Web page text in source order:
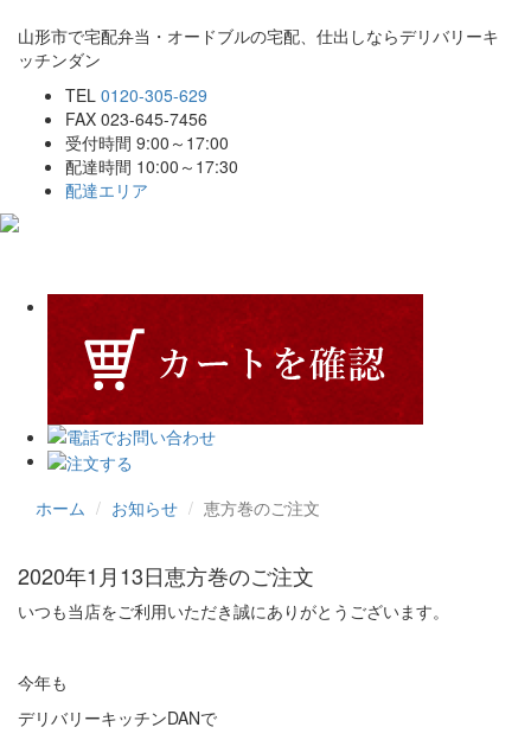
山形市で宅配弁当・オードブルの宅配、仕出しならデリバリーキ
ッチンダン
TEL 0120-305-629
FAX 023-645-7456
受付時間 9:00～17:00
配達時間 10:00～17:30
配達エリア
ホーム お知らせ 恵方巻のご注文
2020年1月13日恵方巻のご注文
いつも当店をご利用いただき誠にありがとうございます。
今年も
デリバリーキッチンDANで